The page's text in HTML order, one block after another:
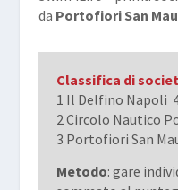
da Portofiori San
Classifica di
1 Il Delfino Napoli
2 Circolo Nautico
3 Portofiori San
Metodo: gare